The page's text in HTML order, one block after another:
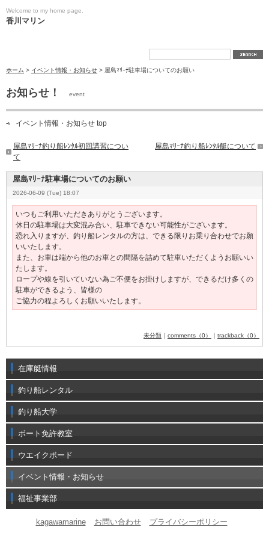
Welcome to my home page.
香川マリン
ホーム > イベント情報・お知らせ > 屋島ﾏﾘｰﾅ駐車場についてのお願い
お知らせ！ event
イベント情報・お知らせ top
屋島ﾏﾘｰﾅ釣り船ﾚﾝﾀﾙ初回講習につい
て
屋島ﾏﾘｰﾅ釣り船ﾚﾝﾀﾙ艇について
屋島ﾏﾘｰﾅ駐車場についてのお願い
2026-06-09 (Tue) 18:07
いつもご利用いただきありがとうございます。
休日の駐車場は大変混み合い、駐車できない可能性がございます。
恐れ入りますが、釣り船レンタルの方は、できる限りお乗り合わせでお願
いいたします。
また、 お車は端から他のお車との間隔を詰めて駐車いただくようお願いい
たします。
ロープや線を引いていない為ご不便をお掛けしますが、できるだけ多くの
駐車ができるよう、皆様の
ご協力の程よろしくお願いいたします。
未分類 ｜ comments（0） ｜ trackback（0）
在庫艇情報
釣り船レンタル
釣り船大学
ボート免許教室
ウエイクボード
イベント情報・お知らせ
福祉事業部
kagawamarine お問い合わせ プライバシーポリシー